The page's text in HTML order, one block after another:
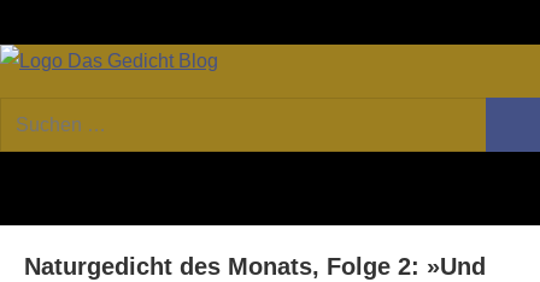
Inhalt
GEDICHT
Forum
von
Suchen
nach:
Naturgedicht des Monats, Folge 2: »Und